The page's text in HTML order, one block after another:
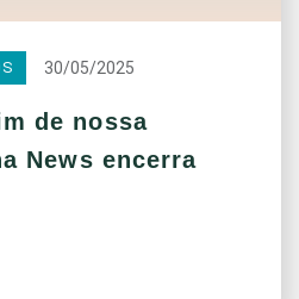
30/05/2025
de nossa
News encerra